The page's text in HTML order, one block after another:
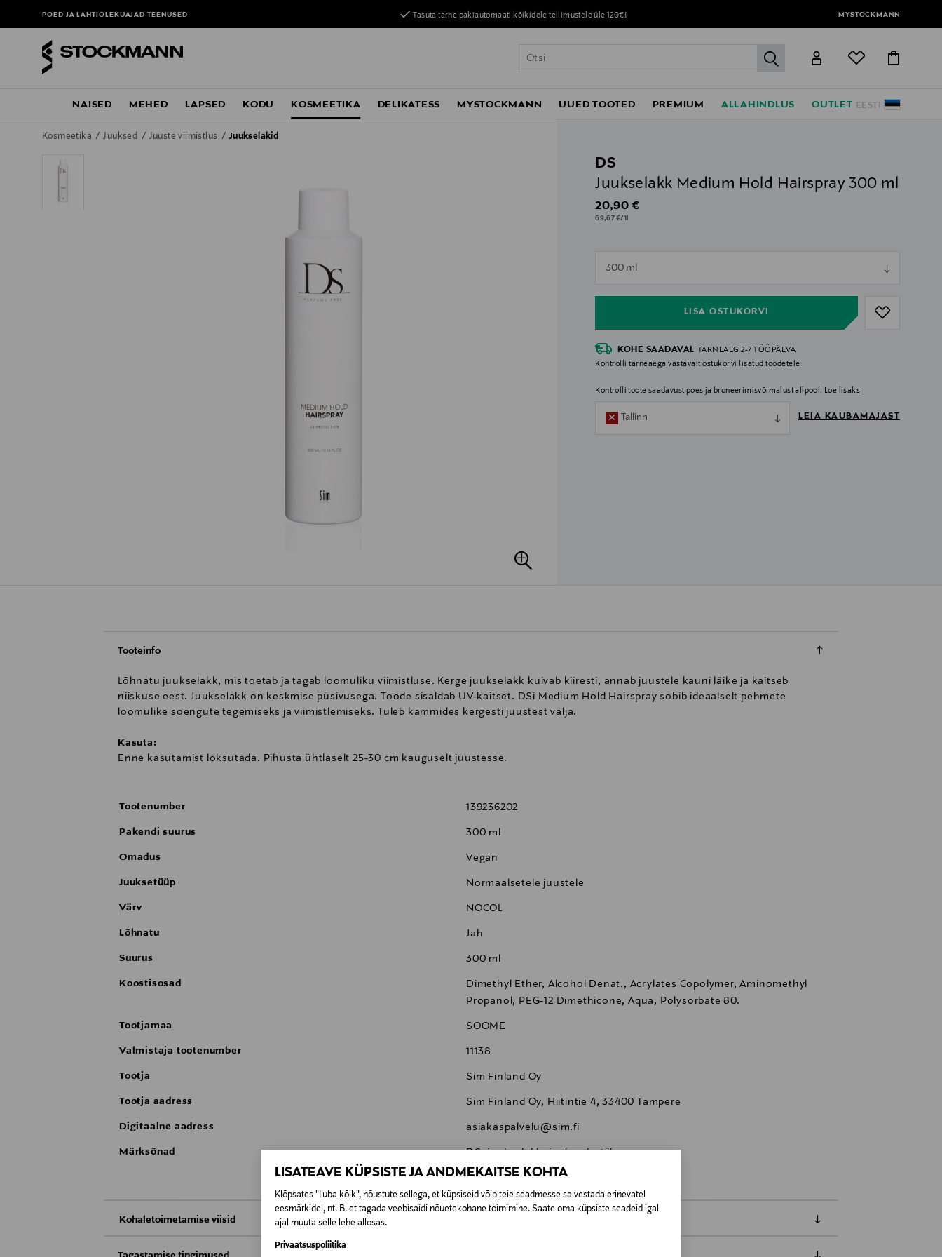
LISATEAVE KÜPSISTE JA ANDMEKAITSE KOHTA
Klõpsates "Luba kõik", nõustute sellega, et küpsiseid võib teie seadmesse salvestada erinevatel
eesmärkidel, nt. B. et tagada veebisaidi nõuetekohane toimimine. Saate oma küpsiste seadeid igal
ajal muuta selle lehe allosas.
Privaatsuspoliitika
POED JA LAHTIOLEKUAJADTEENUSED Tasuta tarne pakiautomaati kõikidele tellimustele üle 120€! MYSTOCKMANN
label.header.go
EESTI
NAISED MEHED LAPSED KODU KOSMEETIKA DELIKATESS MYSTOCKMANN UUED TOOTED PREMIUM ALLAHINDLUS OUTLET
Kosmeetika Juuksed Juuste viimistlus Juukselakid
DS
Juukselakk Medium Hold Hairspray 300 ml
Original Price
20,90 €
69,67 €/1l
300 ml
LISA OSTUKORVI
null
KOHE SAADAVAL TARNEAEG 2-7 TÖÖPÄEVA
Kontrolli tarneaega vastavalt ostukorvi lisatud toodetele
Kontrolli toote saadavust poes ja broneerimisvõimalust allpool. Loe lisaks
Tallinn LEIA KAUBAMAJAST
Tooteinfo
Lõhnatu juukselakk, mis toetab ja tagab loomuliku viimistluse. Kerge juukselakk kuivab kiiresti, annab juustele kauni läike ja kaitseb
niiskuse eest. Juukselakk on keskmise püsivusega. Toode sisaldab UV-kaitset. DSi Medium Hold Hairspray sobib ideaalselt pehmete
loomulike soengute tegemiseks ja viimistlemiseks. Tuleb kammides kergesti juustest välja.
Kasuta:
Enne kasutamist loksutada. Pihusta ühtlaselt 25-30 cm kauguselt juustesse.
Tootenumber 139236202
Pakendi suurus 300 ml
Omadus Vegan
Juuksetüüp Normaalsetele juustele
Värv NOCOL
Lõhnatu Jah
Suurus 300 ml
Koostisosad
Dimethyl Ether, Alcohol Denat., Acrylates Copolymer, Aminomethyl
Propanol, PEG-12 Dimethicone, Aqua, Polysorbate 80.
Tootjamaa SOOME
Valmistaja tootenumber 11138
Tootja Sim Finland Oy
Tootja aadress Sim Finland Oy, Hiitintie 4, 33400 Tampere
Digitaalne aadress asiakaspalvelu@sim.fi
Märksõnad DS, juukselakk, juuksed, stiil
Kohaletoimetamise viisid